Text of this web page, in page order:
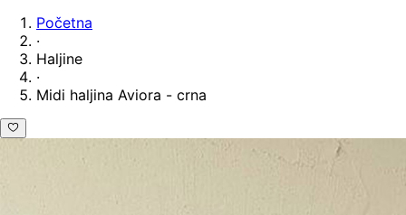
Početna
·
Haljine
·
Midi haljina Aviora - crna